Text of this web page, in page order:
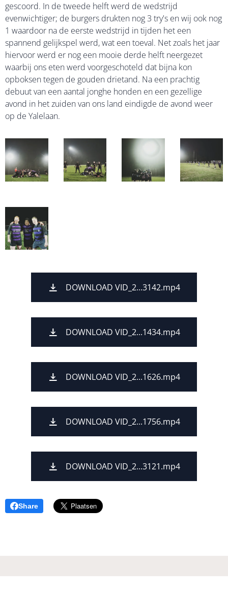
gescoord. In de tweede helft werd de wedstrijd
evenwichtiger; de burgers drukten nog 3 try's en wij ook nog
1 waardoor na de eerste wedstrijd in tijden het een
spannend gelijkspel werd, wat een toeval. Net zoals het jaar
hiervoor werd er nog een mooie derde helft neergezet
waarbij ons eten werd voorgeschoteld dat bijna kon
opboksen tegen de gouden drietand. Na een prachtig
debuut van een aantal jonghe honden en een gezellige
avond in het zuiden van ons land eindigde de avond weer
op de Yalelaan.
DOWNLOAD VID_2...3142.mp4
DOWNLOAD VID_2...1434.mp4
DOWNLOAD VID_2...1626.mp4
DOWNLOAD VID_2...1756.mp4
DOWNLOAD VID_2...3121.mp4
Share